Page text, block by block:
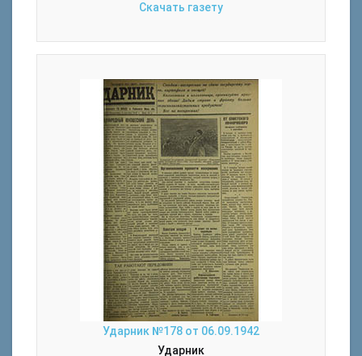
Скачать газету
Ударник №178 от 06.09.1942
Ударник